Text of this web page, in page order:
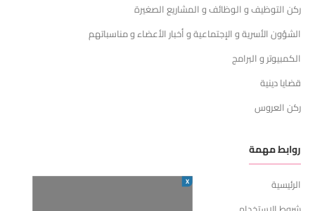
ركن التوظيف و الوظائف و المشاريع الصغيرة
الشؤون الأسرية و الإجتماعية و أخبار الأعضاء و مناسباتهم
الكمبيوتر و البرامج
قضايا دينية
ركن العروس
روابط مهمة
الرئيسية
X